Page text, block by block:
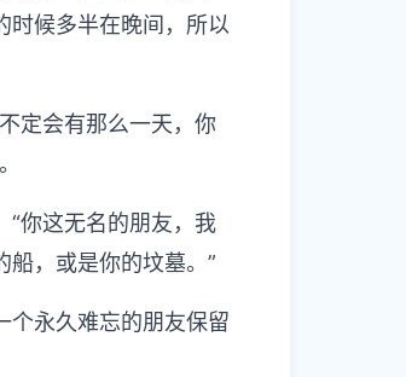
时候多半在晚间，所以
定会有那么一天，你
“你这无名的朋友，我
，或是你的坟墓。”
个永久难忘的朋友保留